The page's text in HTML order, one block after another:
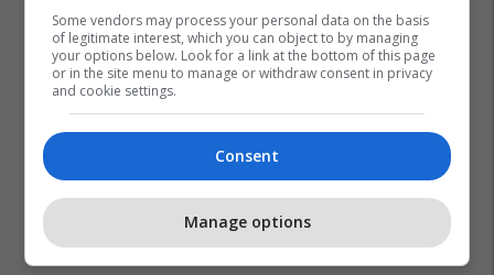
Some vendors may process your personal data on the basis
of legitimate interest, which you can object to by managing
your options below. Look for a link at the bottom of this page
or in the site menu to manage or withdraw consent in privacy
and cookie settings.
Consent
Manage options